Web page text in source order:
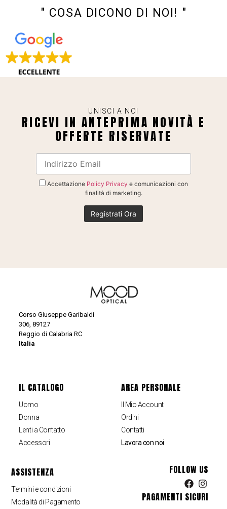
" COSA DICONO DI NOI! "
UNISCI A NOI
RICEVI IN ANTEPRIMA NOVITÀ E
OFFERTE RISERVATE
Accettazione Policy Privacy e comunicazioni con
finalità di marketing.
Corso Giuseppe Garibaldi
306, 89127
Reggio di Calabria RC
Italia
IL CATALOGO
Uomo
Donna
Lenti a Contatto
Accessori
AREA PERSONALE
Il Mio Account
Ordini
Contatti
Lavora con noi
ASSISTENZA
Termini e condizioni
Modalità di Pagamento
FOLLOW US
PAGAMENTI SICURI